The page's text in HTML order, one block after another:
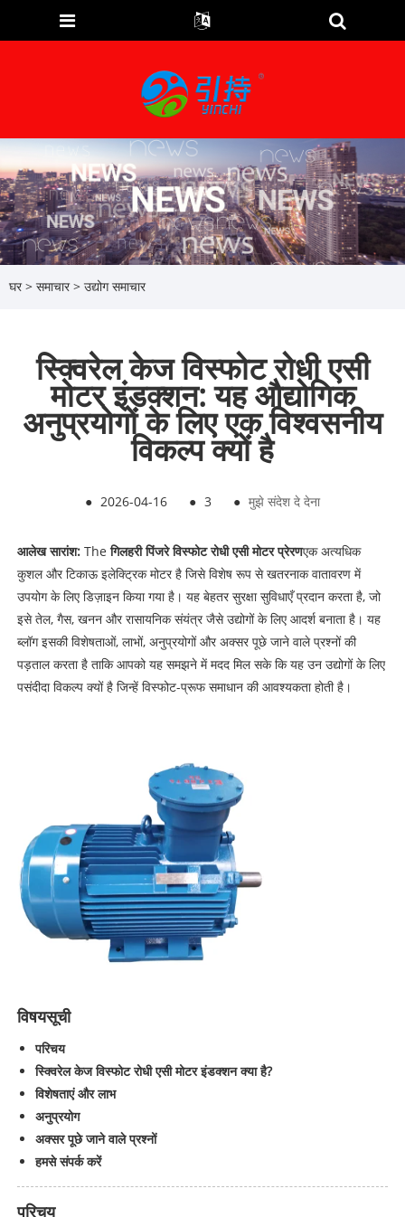
घर > समाचार> उद्योग समाचार
स्क्विरेल केज विस्फोट रोधी एसी
मोटर इंडक्शन: यह औद्योगिक
अनुप्रयोगों के लिए एक विश्वसनीय
विकल्प क्यों है
● 2026-04-16 ● 3 ● मुझे संदेश दे देना
आलेख सारांश:Theगिलहरी पिंजरे विस्फोट रोधी एसी मोटर प्रेरणएक अत्यधिक
कुशल और टिकाऊ इलेक्ट्रिक मोटर है जिसे विशेष रूप से खतरनाक वातावरण में
उपयोग के लिए डिज़ाइन किया गया है। यह बेहतर सुरक्षा सुविधाएँ प्रदान करता है, जो
इसे तेल, गैस, खनन और रासायनिक संयंत्र जैसे उद्योगों के लिए आदर्श बनाता है। यह
ब्लॉग इसकी विशेषताओं, लाभों, अनुप्रयोगों और अक्सर पूछे जाने वाले प्रश्नों की
पड़ताल करता है ताकि आपको यह समझने में मदद मिल सके कि यह उन उद्योगों के लिए
पसंदीदा विकल्प क्यों है जिन्हें विस्फोट-प्रूफ समाधान की आवश्यकता होती है।
विषयसूची
परिचय
स्क्विरेल केज विस्फोट रोधी एसी मोटर इंडक्शन क्या है?
विशेषताएं और लाभ
अनुप्रयोग
अक्सर पूछे जाने वाले प्रश्नों
हमसे संपर्क करें
परिचय